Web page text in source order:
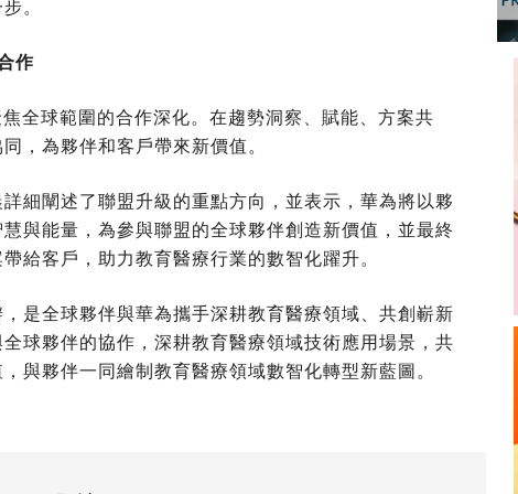
。
作
全球範圍的合作深化。在趨勢洞察、賦能、方案共
，為夥伴和客戶帶來新價值。
細闡述了聯盟升級的重點方向，並表示，華為將以夥
與能量，為參與聯盟的全球夥伴創造新價值，並最終
給客戶，助力教育醫療行業的數智化躍升。
是全球夥伴與華為攜手深耕教育醫療領域、共創嶄新
球夥伴的協作，深耕教育醫療領域技術應用場景，共
與夥伴一同繪制教育醫療領域數智化轉型新藍圖。